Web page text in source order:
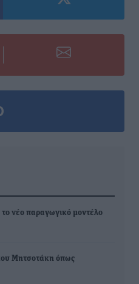
νέο παραγωγικό μοντέλο
Μητσοτάκη όπως